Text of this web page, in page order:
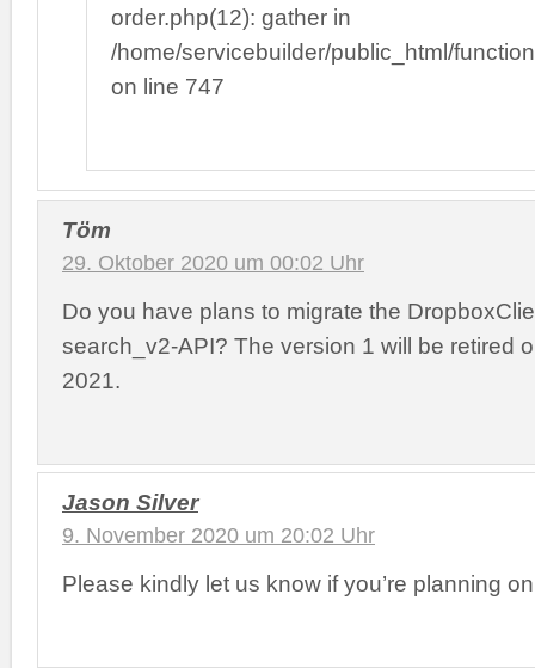
order.php(12): gather in
/home/servicebuilder/public_html/
on line 747
Töm
29. Oktober 2020 um 00:02 Uhr
Do you have plans to migrate the
search_v2-API? The version 1 will be retired
2021.
Jason Silver
9. November 2020 um 20:02 Uhr
Please kindly let us know if you’re planning